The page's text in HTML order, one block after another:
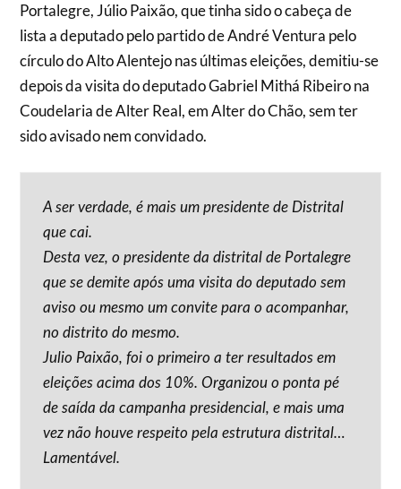
Portalegre, Júlio Paixão, que tinha sido o cabeça de
lista a deputado pelo partido de André Ventura pelo
círculo do Alto Alentejo nas últimas eleições, demitiu-se
depois da visita do deputado Gabriel Mithá Ribeiro na
Coudelaria de Alter Real, em Alter do Chão, sem ter
sido avisado nem convidado.
A ser verdade, é mais um presidente de Distrital
que cai.
Desta vez, o presidente da distrital de Portalegre
que se demite após uma visita do deputado sem
aviso ou mesmo um convite para o acompanhar,
no distrito do mesmo.
Julio Paixão, foi o primeiro a ter resultados em
eleições acima dos 10%. Organizou o ponta pé
de saída da campanha presidencial, e mais uma
vez não houve respeito pela estrutura distrital…
Lamentável.